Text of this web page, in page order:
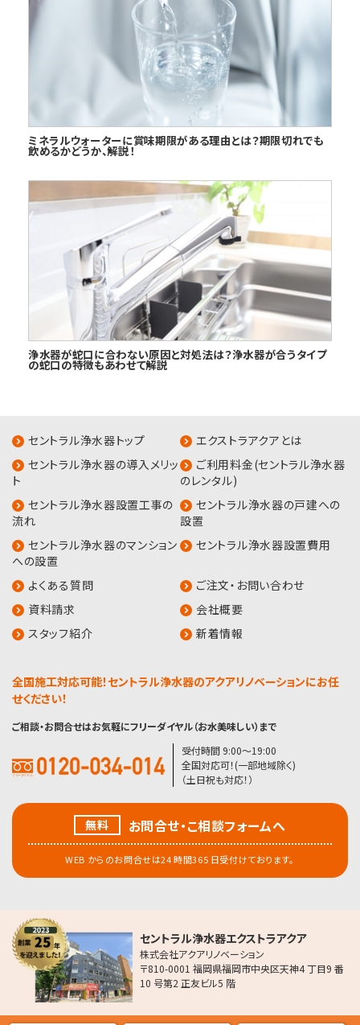
ミネラルウォーターに賞味期限がある理由とは？期限切れでも
飲めるかどうか、解説！
浄水器が蛇口に合わない原因と対処法は？浄水器が合うタイプ
の蛇口の特徴もあわせて解説
セントラル浄水器トップ
エクストラアクアとは
セントラル浄水器の導入メリッ
ト
ご利用料金(セントラル浄水器
のレンタル)
セントラル浄水器設置工事の
流れ
セントラル浄水器の戸建への
設置
セントラル浄水器のマンション
への設置
セントラル浄水器設置費用
よくある質問
ご注文・お問い合わせ
資料請求
会社概要
スタッフ紹介
新着情報
全国施工対応可能！セントラル浄水器のアクアリノベーションにお任
せください！
ご相談・お問合せはお気軽にフリーダイヤル（お水美味しい）まで
受付時間 9:00〜19:00
全国対応可！(一部地域除く)
（土日祝も対応！）
無料 お問合せ・こ相談フォームへ
WEB からのお問合せは24 時間365 日受付けております。
セントラル浄水器エクストラアクア
株式会社アクアリノベーション
〒810-0001 福岡県福岡市中央区天神4 丁目9 番
10 号第2 正友ビル5 階